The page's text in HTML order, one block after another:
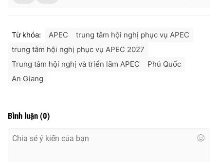
Từ khóa: APEC
trung tâm hội nghị phục vụ APEC
trung tâm hội nghị phục vụ APEC 2027
Trung tâm hội nghị và triển lãm APEC
Phú Quốc
An Giang
Bình luận (0)